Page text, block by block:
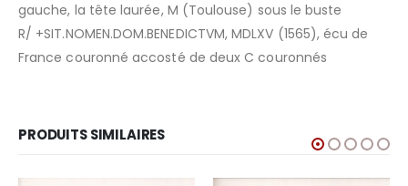
gauche, la tête laurée, M (Toulouse) sous le buste
R/ +SIT.NOMEN.DOM.BENEDICTVM, MDLXV (1565), écu de
France couronné accosté de deux C couronnés
PRODUITS SIMILAIRES